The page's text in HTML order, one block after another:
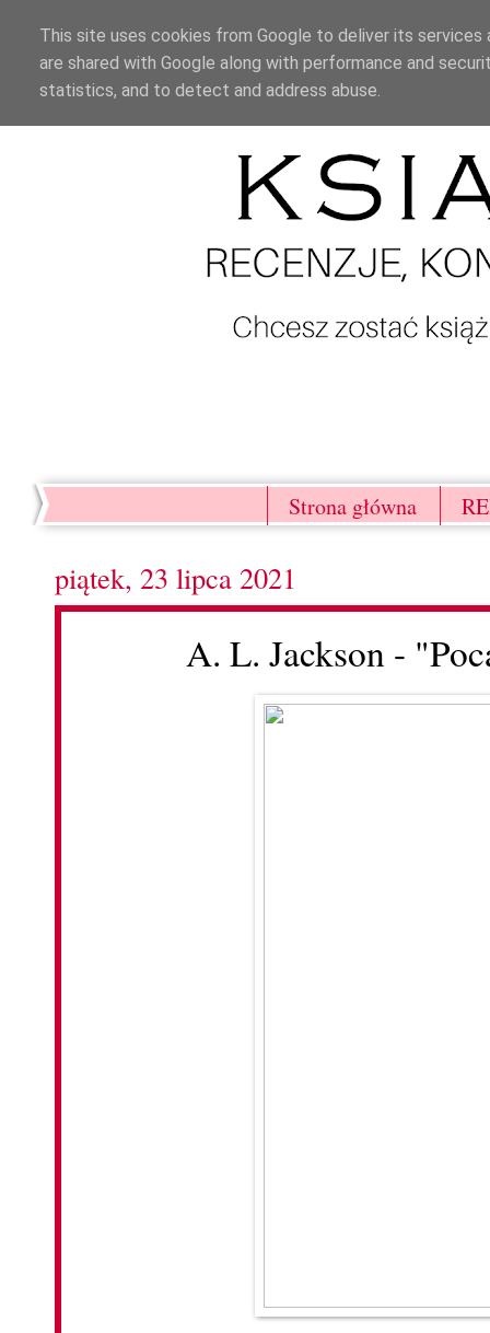
Strona główna
piątek, 23 lipca 2021
A. L. Jackson -
This site uses cookies from Google to deliver its
are shared with Google along with performance and
statistics, and to detect and address abuse.